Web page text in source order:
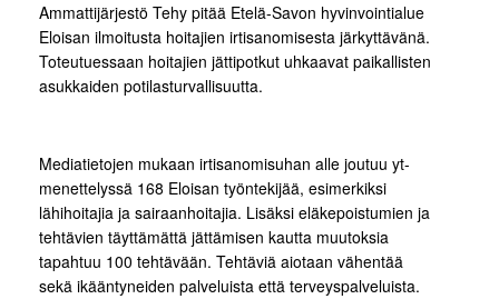
Ammattijärjestö Tehy pitää Etelä-Savon hyvinvointialue
Eloisan ilmoitusta hoitajien irtisanomisesta järkyttävänä.
Toteutuessaan hoitajien jättipotkut uhkaavat paikallisten
asukkaiden potilasturvallisuutta.
Mediatietojen mukaan irtisanomisuhan alle joutuu yt-
menettelyssä 168 Eloisan työntekijää, esimerkiksi
lähihoitajia ja sairaanhoitajia. Lisäksi eläkepoistumien ja
tehtävien täyttämättä jättämisen kautta muutoksia
tapahtuu 100 tehtävään. Tehtäviä aiotaan vähentää
sekä ikääntyneiden palveluista että terveyspalveluista.